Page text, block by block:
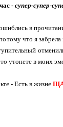
-супер-супер-
в
что я
утонете в моих
- Есть в жизне